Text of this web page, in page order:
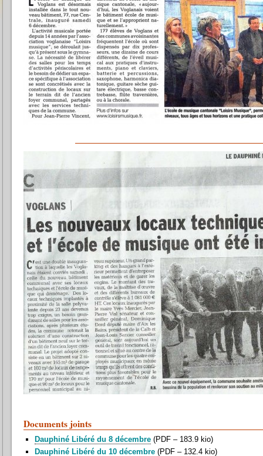
Documents joints
Dauphiné Libéré du 8 décembre (PDF – 183.9 kio)
Dauphiné Libéré du 10 décembre (PDF – 132.4 kio)